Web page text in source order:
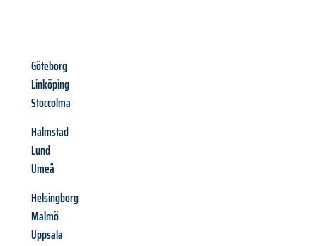
Göteborg
Linköping
Stoccolma
Halmstad
Lund
Umeå
Helsingborg
Malmö
Uppsala